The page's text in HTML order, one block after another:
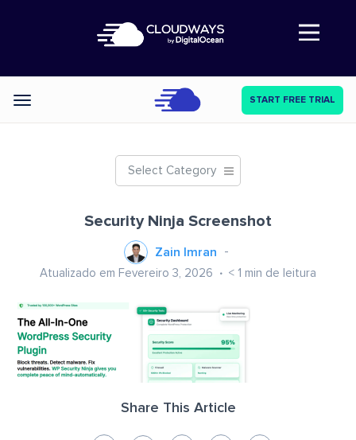
Abre a navegação
Categories START FREE TRIAL
Select Category
Security Ninja Screenshot
Zain Imran
Atualizado em Fevereiro 3, 2026 < 1 min de leitura
Share This Article